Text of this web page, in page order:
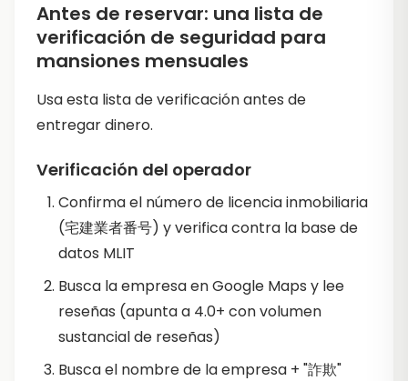
Antes de reservar: una lista de
verificación de seguridad para
mansiones mensuales
Usa esta lista de verificación antes de
entregar dinero.
Verificación del operador
Confirma el número de licencia inmobiliaria
(宅建業者番号) y verifica contra la base de
datos MLIT
Busca la empresa en Google Maps y lee
reseñas (apunta a 4.0+ con volumen
sustancial de reseñas)
Busca el nombre de la empresa + "詐欺"